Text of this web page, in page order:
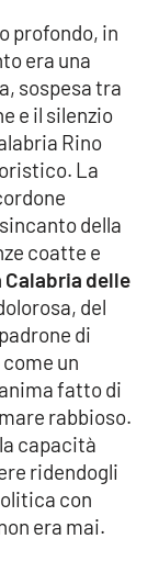
profondo, in
era una
sospesa tra
e il silenzio
Rino
La
della
coatte e
Calabria delle
del
di
un
fatto di
rabbioso.
capacità
ridendogli
con
era mai.